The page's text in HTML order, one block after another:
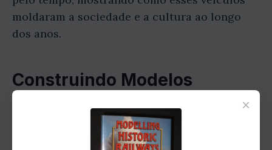
moldaram a sociedade e a cultura ao longo
dos anos.
Construindo Modelos
A parte principal do livro é dedicada à
×